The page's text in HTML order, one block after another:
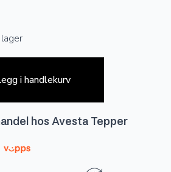
i handlekurv
hos Avesta Tepper